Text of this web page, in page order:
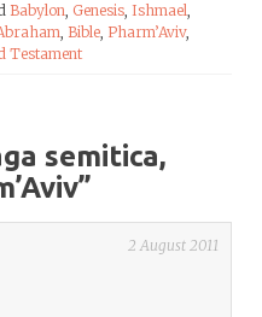
Babylon, Genesis, Ishmael,
, Bible, Pharm’Aviv,
Testament
semitica,
”
2 August 2011